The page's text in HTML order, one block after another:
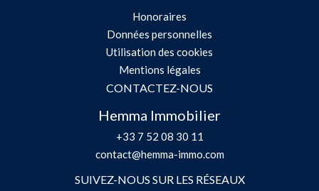
Honoraires
Données personnelles
Utilisation des cookies
Mentions légales
CONTACTEZ-NOUS
Hemma Immobilier
+33 7 52 08 30 11
contact@hemma-immo.com
SUIVEZ-NOUS SUR LES RÉSEAUX